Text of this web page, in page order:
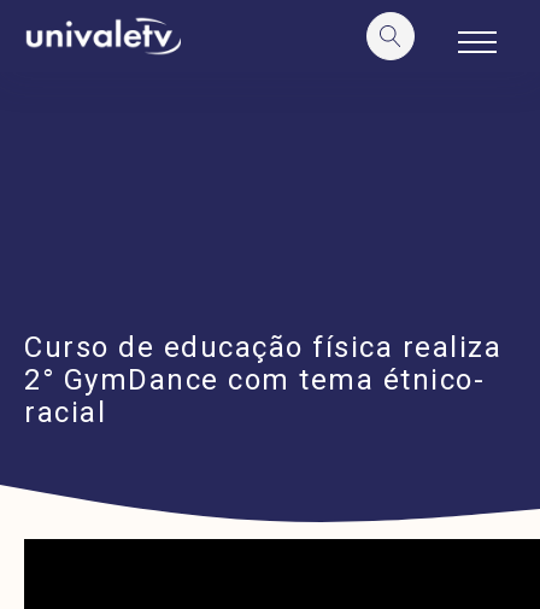
conteúdo
Curso de educação física realiza
2° GymDance com tema étnico-
racial